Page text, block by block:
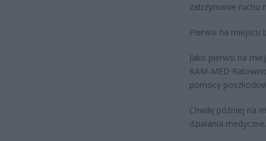
zatrzymanie ruchu
Pierwsi na miejscu
Jako pierwsi na
KAM-MED
pomocy
Chwilę później na
działania medyczne.